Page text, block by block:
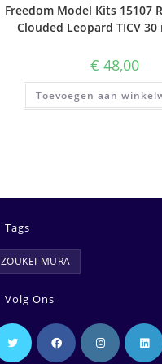
Freedom Model Kits 15107
Clouded Leopard TICV 30
€ 48,00
Toevoegen aan
Tags
ZOUKEI-MURA
Volg Ons